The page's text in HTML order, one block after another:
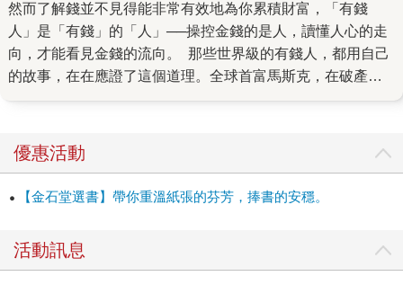
然而了解錢並不見得能非常有效地為你累積財富，「有錢
人」是「有錢」的「人」──操控金錢的是人，讀懂人心的走
向，才能看見金錢的流向。 那些世界級的有錢人，都用自己
的故事，在在應證了這個道理。全球首富馬斯克，在破產之
理，才是邁向致富的第一步。 當窮人總是往前景好的地方
去，有錢人卻總是問：「哪裡是前景最差的地方？」當窮人
總在做美夢，有錢人卻總是做惡夢。不只如此，有錢人節制
者透過與超過五十位富豪接觸，歸納出一套「致富心理」，
優惠活動
【金石堂選書】帶你重溫紙張的芬芳，捧書的安穩。
活動訊息